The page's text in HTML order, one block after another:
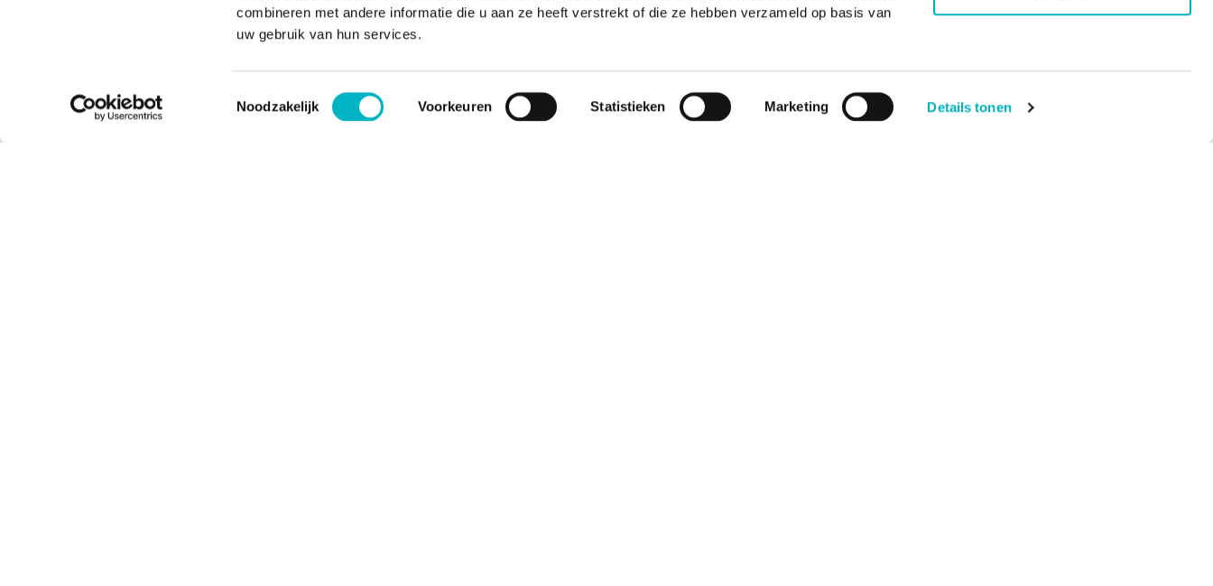
combineren met andere informatie die u aan ze heeft verstrekt of die ze hebben verzameld op basis van
uw gebruik van hun services.
Toestemmingsselectie
Noodzakelijk Voorkeuren Statistieken Marketing Details tonen